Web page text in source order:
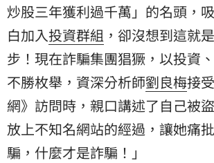
炒股三年獲利過千萬」的名頭，
白加入投資群組 ，卻沒想到這就
步！現在詐騙集團猖獗，以投資
不勝枚舉，資深分析師劉良梅接
網》訪問時，親口講述了自己被
放上不知名網站的經過，讓她痛
騙，什麼才是詐騙！」